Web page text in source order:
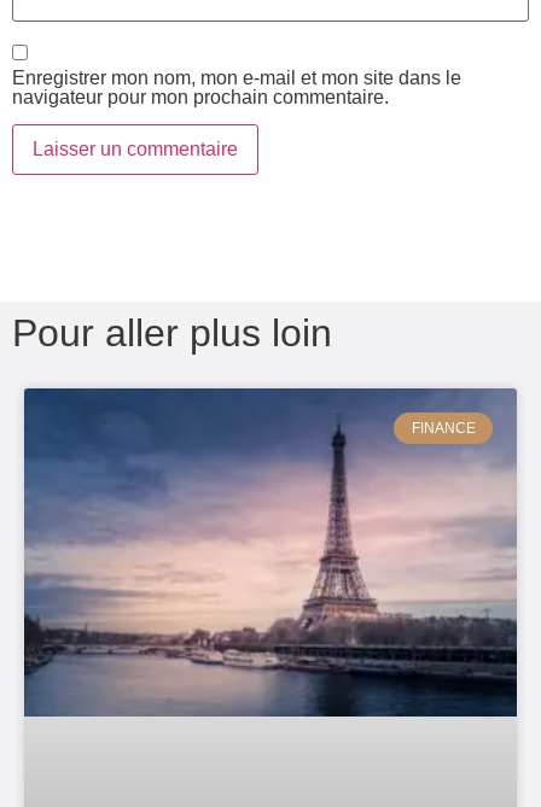
Enregistrer mon nom, mon e-mail et mon site dans le
navigateur pour mon prochain commentaire.
Pour aller plus loin
FINANCE